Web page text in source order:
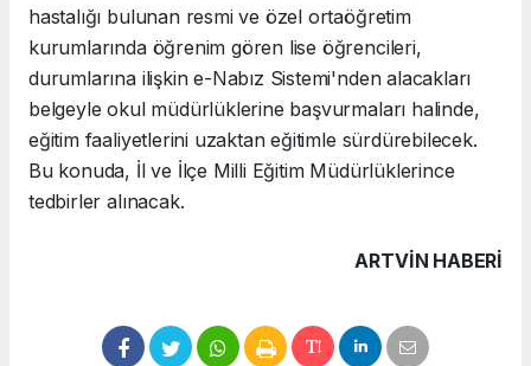
hastalığı bulunan resmi ve özel ortaöğretim
kurumlarında öğrenim gören lise öğrencileri,
durumlarına ilişkin e-Nabız Sistemi'nden alacakları
belgeyle okul müdürlüklerine başvurmaları halinde,
eğitim faaliyetlerini uzaktan eğitimle sürdürebilecek.
Bu konuda, İl ve İlçe Milli Eğitim Müdürlüklerince
tedbirler alınacak.
ARTVIN HABERİ